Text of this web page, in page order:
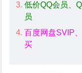
低价QQ会员、
员
百度网盘SVIP
买